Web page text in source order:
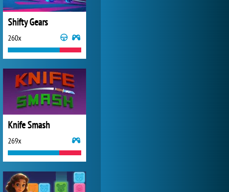
Shifty Gears
260x
Knife Smash
269x